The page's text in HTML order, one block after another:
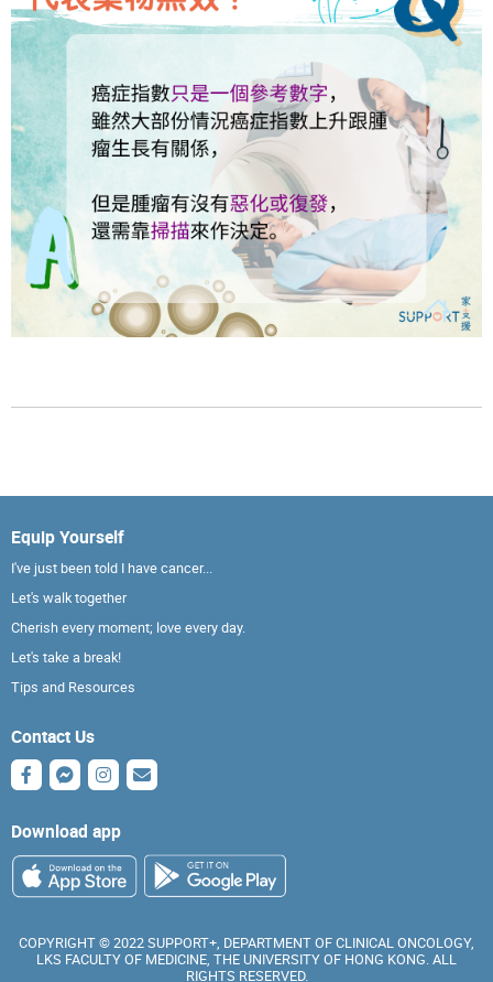
Equip Yourself
I've just been told I have cancer...
Let's walk together
Cherish every moment; love every day.
Let's take a break!
Tips and Resources
Contact Us
Download app
COPYRIGHT © 2022 SUPPORT+, DEPARTMENT OF CLINICAL ONCOLOGY,
LKS FACULTY OF MEDICINE, THE UNIVERSITY OF HONG KONG. ALL
RIGHTS RESERVED.